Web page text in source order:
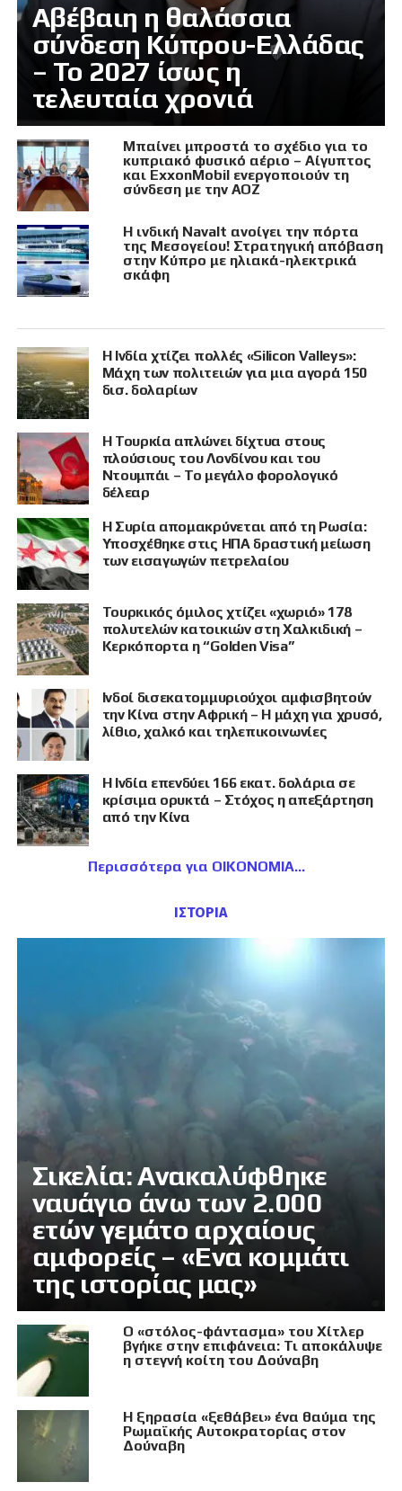
Αβέβαιη η θαλάσσια
σύνδεση Κύπρου-Ελλάδας
– Το 2027 ίσως η
τελευταία χρονιά
Μπαίνει μπροστά το σχέδιο για το
κυπριακό φυσικό αέριο – Αίγυπτος
και ExxonMobil ενεργοποιούν τη
σύνδεση με την ΑΟΖ
Η ινδική Navalt ανοίγει την πόρτα
της Μεσογείου! Στρατηγική απόβαση
στην Κύπρο με ηλιακά-ηλεκτρικά
σκάφη
Η Ινδία χτίζει πολλές «Silicon Valleys»:
Μάχη των πολιτειών για μια αγορά 150
δισ. δολαρίων
Η Τουρκία απλώνει δίχτυα στους
πλούσιους του Λονδίνου και του
Ντουμπάι – Το μεγάλο φορολογικό
δέλεαρ
Η Συρία απομακρύνεται από τη Ρωσία:
Υποσχέθηκε στις ΗΠΑ δραστική μείωση
των εισαγωγών πετρελαίου
Τουρκικός όμιλος χτίζει «χωριό» 178
πολυτελών κατοικιών στη Χαλκιδική –
Κερκόπορτα η “Golden Visa”
Ινδοί δισεκατομμυριούχοι αμφισβητούν
την Κίνα στην Αφρική – Η μάχη για χρυσό,
λίθιο, χαλκό και τηλεπικοινωνίες
Η Ινδία επενδύει 166 εκατ. δολάρια σε
κρίσιμα ορυκτά – Στόχος η απεξάρτηση
από την Κίνα
Περισσότερα για ΟΙΚΟΝΟΜΙΑ
ΙΣΤΟΡΙΑ
Σικελία: Ανακαλύφθηκε
ναυάγιο άνω των 2.000
ετών γεμάτο αρχαίους
αμφορείς – «Ενα κομμάτι
της ιστορίας μας»
Ο «στόλος-φάντασμα» του Χίτλερ
βγήκε στην επιφάνεια: Τι αποκάλυψε
η στεγνή κοίτη του Δούναβη
Η ξηρασία «ξεθάβει» ένα θαύμα της
Ρωμαϊκής Αυτοκρατορίας στον
Δούναβη